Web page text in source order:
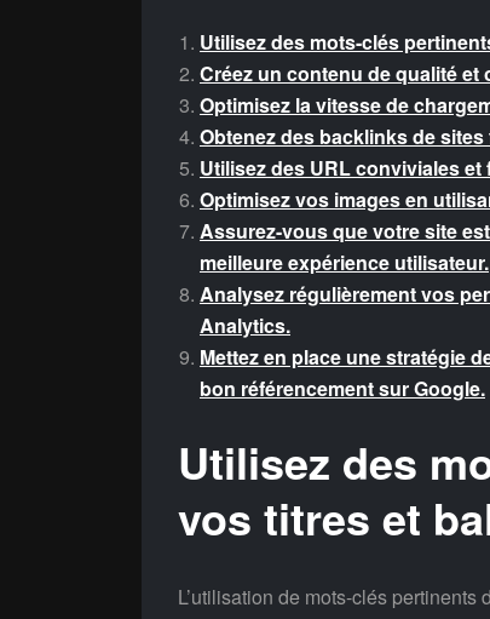
Utilisez des mots-clés
Créez un contenu de qualité
Optimisez la vitesse de
Obtenez des backlinks de
Utilisez des URL conviviales
Optimisez vos images en
Assurez-vous que votre site
meilleure expérience utilisateur.
Analysez régulièrement vos
Analytics.
Mettez en place une stratégie
bon référencement sur Google.
Utilisez des
vos titres et
L’utilisation de mots-clés